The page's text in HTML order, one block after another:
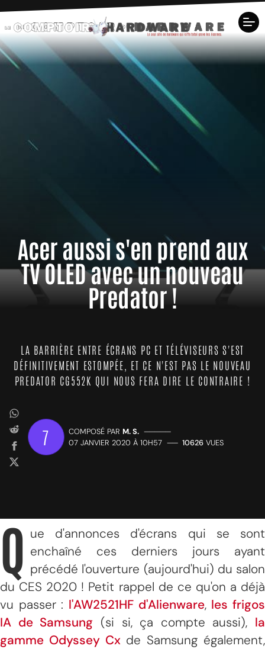
Acer aussi s'en prend aux
TV OLED avec un nouveau
Predator !
LA BARRIÈRE ENTRE ÉCRANS PC ET TÉLÉVISEURS S'EST
DÉFINITIVEMENT ESTOMPÉE, ET CE N'EST PAS LE NOUVEAU
PREDATOR CG552K QUI NOUS FERA DIRE LE CONTRAIRE !
7 COMPOSÉ PAR M. S. —————
07 JANVIER 2020 À 10H57 —— 10626 VUES
Q ue d'annonces d'écrans qui se sont
enchaîné ces derniers jours ayant
précédé l'ouverture (aujourd'hui) du salon
du CES 2020 ! Petit rappel de ce qu'on a déjà
vu passer : l'AW2521HF d'Alienware, les frigos
IA de Samsung (si si, ça compte aussi), la
gamme Odyssey Cxde Samsung également,